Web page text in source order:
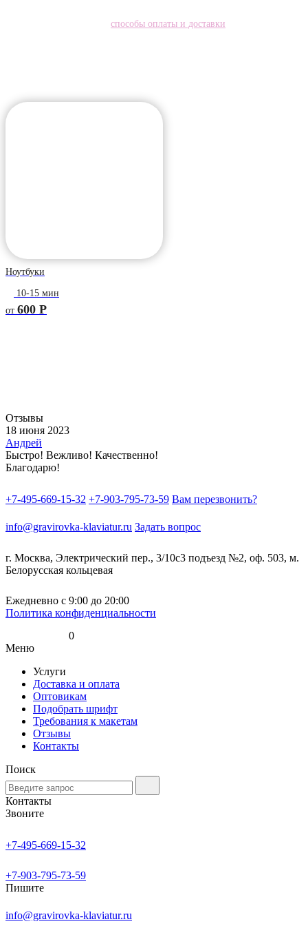
способы оплаты и доставки
Ноутбуки
10-15 мин
от 600 Р
Отзывы
18 июня 2023
Андрей
Быстро! Вежливо! Качественно!
Благодарю!
+7-495-669-15-32 +7-903-795-73-59 Вам перезвонить?
info@gravirovka-klaviatur.ru Задать вопрос
г. Москва, Электрический пер., 3/10с3 подъезд №2, оф. 503, м.
Белорусская кольцевая
Ежедневно с 9:00 до 20:00
Политика конфиденциальности
0
Меню
Услуги
Доставка и оплата
Оптовикам
Подобрать шрифт
Требования к макетам
Отзывы
Контакты
Поиск
Контакты
Звоните
+7-495-669-15-32
+7-903-795-73-59
Пишите
info@gravirovka-klaviatur.ru